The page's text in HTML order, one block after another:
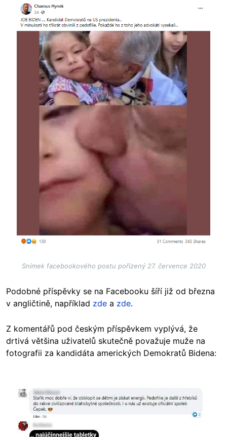
Image
Snímek facebookového postu pořízený 27. července 2020
Podobné příspěvky se na Facebooku šíří již od března
v angličtině, například zde a zde.
Z komentářů pod českým příspěvkem vyplývá, že
drtivá většina uživatelů skutečně považuje muže na
fotografii za kandidáta amerických Demokratů Bidena:
Image